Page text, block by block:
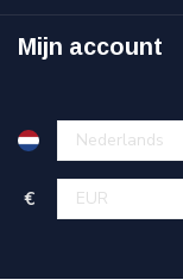
Mijn account
€